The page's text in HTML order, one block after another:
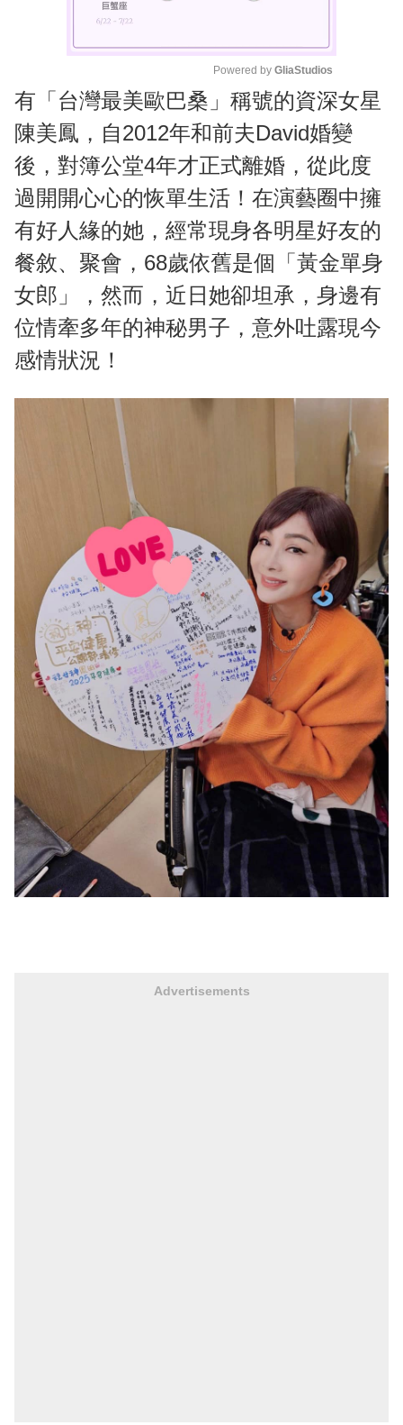
M
t
e
Powered by GliaStudios
有「台灣最美歐巴桑」稱號的資深女星
陳美鳳，自2012年和前夫David婚變
後，對簿公堂4年才正式離婚，從此度
過開開心心的恢單生活！在演藝圈中擁
有好人緣的她，經常現身各明星好友的
餐敘、聚會，68歲依舊是個「黃金單身
女郎」，然而，近日她卻坦承，身邊有
位情牽多年的神秘男子，意外吐露現今
感情狀況！
Advertisements